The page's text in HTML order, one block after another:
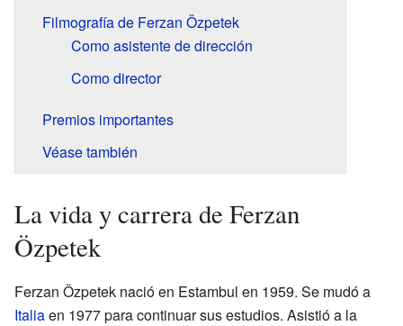
Filmografía de Ferzan Özpetek
Como asistente de dirección
Como director
Premios importantes
Véase también
La vida y carrera de Ferzan
Özpetek
Ferzan Özpetek nació en Estambul en 1959. Se mudó a
Italiaen 1977 para continuar sus estudios. Asistió a la